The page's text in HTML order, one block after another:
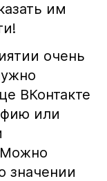
им
очень
ВКонтакте
или
Можно
значении